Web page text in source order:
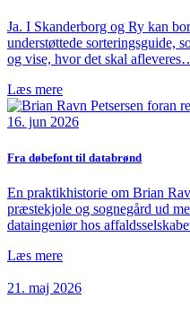
Ja. I Skanderborg og Ry kan
understøttede sorteringsguide,
og vise, hvor det skal
Læs mere
16. jun 2026
Fra døbefont til databrønd
En praktikhistorie om Brian
præstekjole og sognegård ud
dataingeniør hos
Læs mere
21. maj 2026